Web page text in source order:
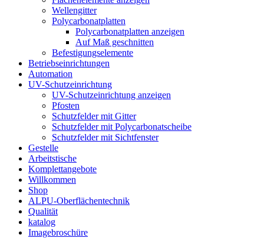
Wellengitter
Polycarbonatplatten
Polycarbonatplatten anzeigen
Auf Maß geschnitten
Befestigungselemente
Betriebseinrichtungen
Automation
UV-Schutzeinrichtung
UV-Schutzeinrichtung anzeigen
Pfosten
Schutzfelder mit Gitter
Schutzfelder mit Polycarbonatscheibe
Schutzfelder mit Sichtfenster
Gestelle
Arbeitstische
Komplettangebote
Willkommen
Shop
ALPU-Oberflächentechnik
Qualität
katalog
Imagebroschüre